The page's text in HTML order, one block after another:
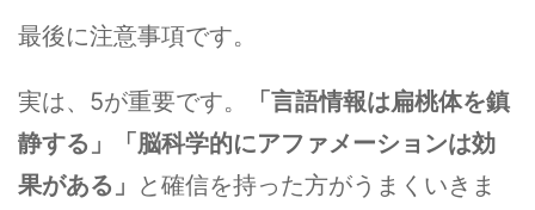
最後に注意事項です。
実は、5が重要です。
「言語情報は扁桃体を鎮
静する」「脳科学的にアファメーションは効
果がある」 と確信を持った方がうまくいきま